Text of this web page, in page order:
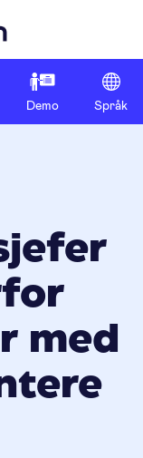
Demo Språk
med